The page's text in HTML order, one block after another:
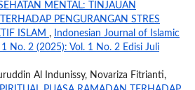
MENTAL: TINJAUAN
PENGURANGAN STRES
ISLAM ,
Indonesian Journal of Islamic
1 No. 2 (2025): Vol. 1 No. 2 Edisi Juli
Al Indunissy, Novariza Fitrianti,